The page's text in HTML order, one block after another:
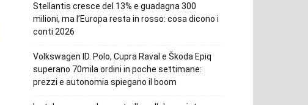
Stellantis cresce del 13% e guadagna 300
milioni, ma l’Europa resta in rosso: cosa dicono i
conti 2026
Volkswagen ID. Polo, Cupra Raval e Škoda Epiq
superano 70mila ordini in poche settimane:
prezzi e autonomia spiegano il boom